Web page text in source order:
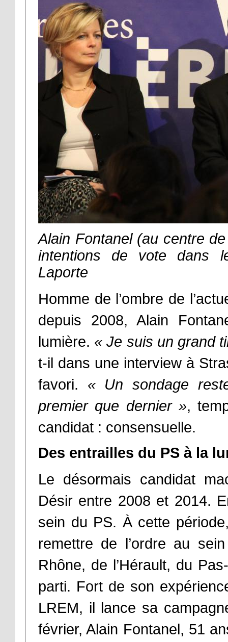
Alain Fontanel (au centre
intentions de vote dans
Laporte
Homme de l’ombre de
depuis 2008, Alain
lumière. « Je suis un grand
t-il dans une interview à
favori. « Un sondage
premier que dernier »,
candidat : consensuelle.
Des entrailles du PS à la
Le désormais candidat
Désir entre 2008 et 2014.
sein du PS. À cette
remettre de l’ordre au
Rhône, de l’Hérault, du
parti. Fort de son
LREM, il lance sa
février, Alain Fontanel, 51